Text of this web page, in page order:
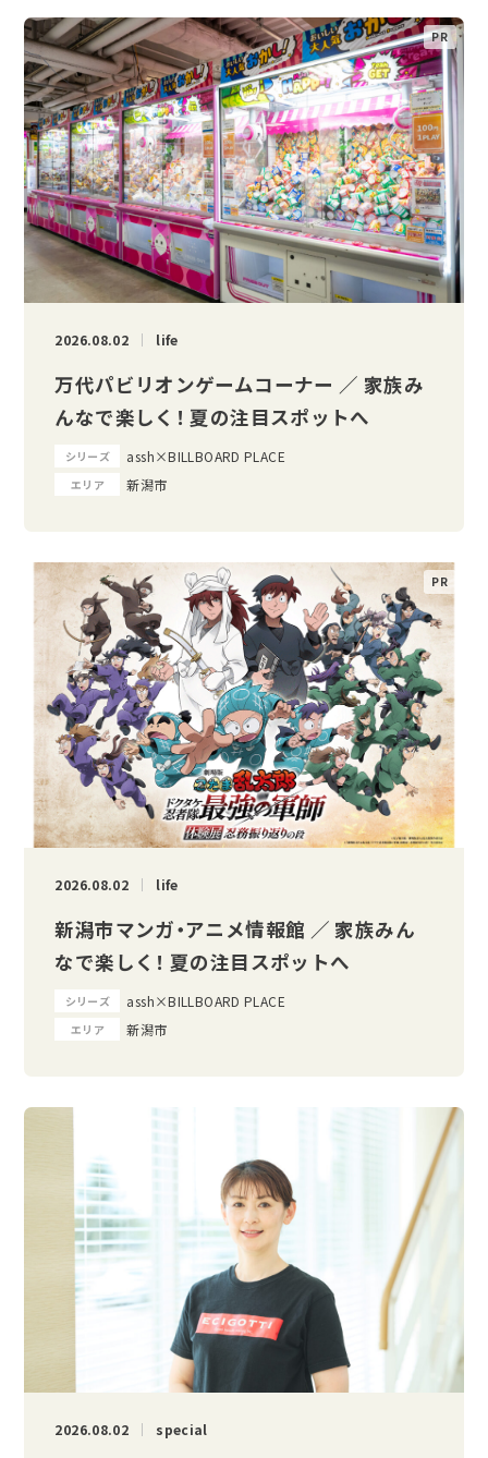
2026.08.02 life
万代パビリオンゲームコーナー ／ 家族み
んなで楽しく！ 夏の注目スポットへ
シリーズ assh×BILLBOARD PLACE
エリア 新潟市
2026.08.02 life
新潟市マンガ・アニメ情報館 ／ 家族みん
なで楽しく！ 夏の注目スポットへ
シリーズ assh×BILLBOARD PLACE
エリア 新潟市
2026.08.02 special